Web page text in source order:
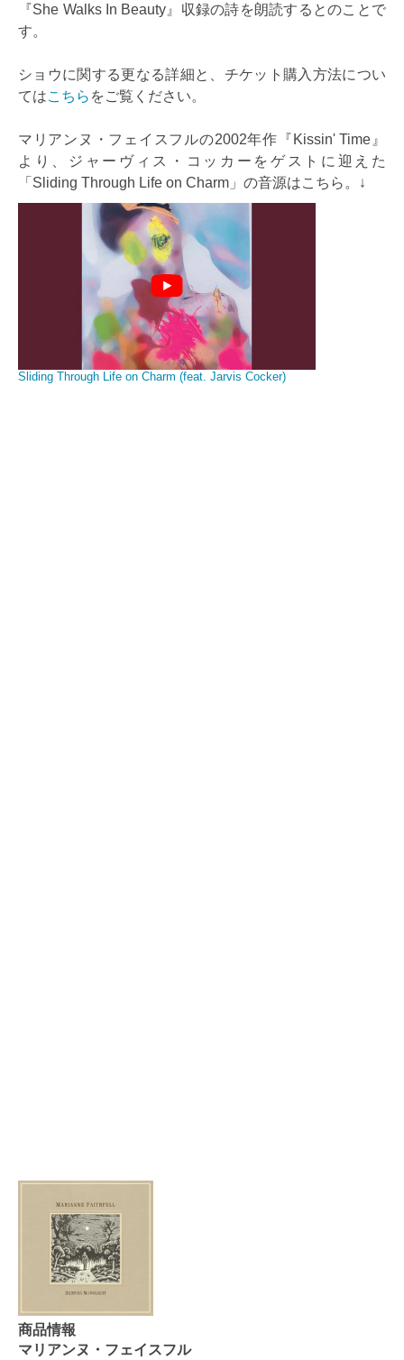
『She Walks In Beauty』収録の詩を朗読するとのことで
す。
ショウに関する更なる詳細と、チケット購入方法につい
てはこちら をご覧ください。
マリアンヌ・フェイスフルの2002年作『Kissin' Time』
より、ジャーヴィス・コッカーをゲストに迎えた
「Sliding Through Life on Charm」の音源はこちら。↓
Sliding Through Life on Charm (feat. Jarvis Cocker)
商品情報
マリアンヌ・フェイスフル